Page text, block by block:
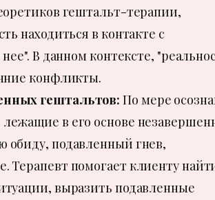
гештальт-терапии,
находиться в контакте с
В данном контексте,
конфликты.
гештальтов: По мере
в его основе
обиду, подавленный гнев,
Терапевт помогает клиенту
выразить подавленные